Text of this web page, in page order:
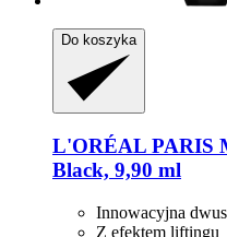
Do koszyka
L'ORÉAL PARIS
Black, 9,90 ml
Innowacyjna
Z efektem liftingu